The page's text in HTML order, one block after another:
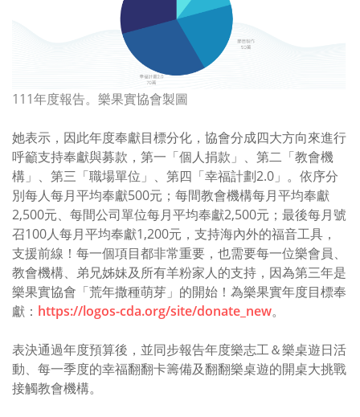
111年度報告。樂果實協會製圖
她表示，因此年度奉獻目標分化，協會分成四大方向來進行
呼籲支持奉獻與募款，第一「個人捐款」、第二「教會機
構」、第三「職場單位」、第四「幸福計劃2.0 」。依序分
別每人每月平均奉獻500元；每間教會機構每月平均奉獻
2,500元、每間公司單位每月平均奉獻2,500元；最後每月號
召100人每月平均奉獻1,200元，支持海內外的福音工具，
支援前線！每一個項目都非常重要，也需要每一位樂會員、
教會機構、弟兄姊妹及所有羊粉家人的支持，因為第三年是
樂果實協會「荒年撒種萌芽」的開始！為樂果實年度目標奉
獻： https://logos-cda.org/site/donate_new。
表決通過年度預算後，並同步報告年度樂志工＆樂桌遊日活
動、每一季度的幸福翻翻卡籌備及翻翻樂桌遊的開桌大挑戰
接觸教會機構。